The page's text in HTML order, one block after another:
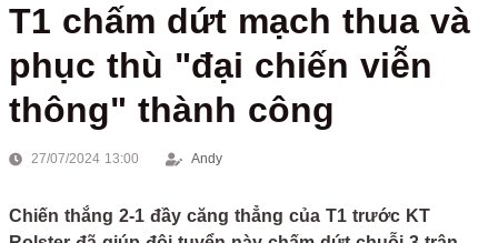
T1 chấm dứt mạch thua và
phục thù "đại chiến viễn
thông" thành công
27/07/2024 13:00 Andy
Chiến thắng 2-1 đầy căng thẳng của T1 trước KT